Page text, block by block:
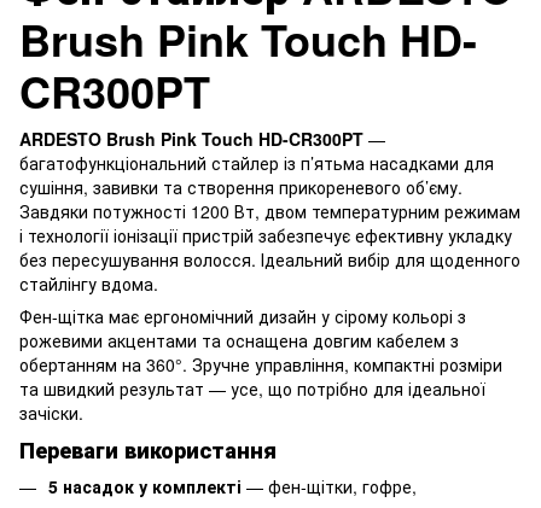
Brush Pink Touch HD-
CR300PT
ARDESTO Brush Pink Touch HD-CR300PT —
багатофункціональний стайлер із п’ятьма насадками для
сушіння, завивки та створення прикореневого об’єму.
Завдяки потужності 1200 Вт, двом температурним режимам
і технології іонізації пристрій забезпечує ефективну укладку
без пересушування волосся. Ідеальний вибір для щоденного
стайлінгу вдома.
Фен-щітка має ергономічний дизайн у сірому кольорі з
рожевими акцентами та оснащена довгим кабелем з
обертанням на 360°. Зручне управління, компактні розміри
та швидкий результат — усе, що потрібно для ідеальної
зачіски.
Переваги використання
5 насадок у комплекті — фен-щітки, гофре,